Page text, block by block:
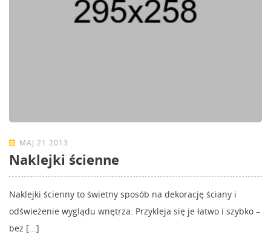
MAJ 21 2013
Naklejki ścienne
Naklejki ścienny to świetny sposób na dekorację ściany i
odświeżenie wyglądu wnętrza. Przykleja się je łatwo i szybko –
bez [...]